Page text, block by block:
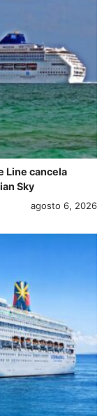
Line cancela
Sky
agosto 6, 2026